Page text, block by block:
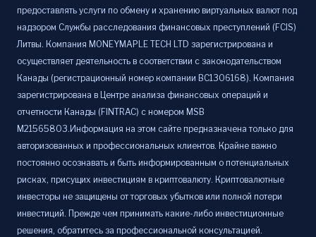
предоставлять услуги по обмену и хранению виртуальных валют под
надзором Службы расследования финансовых преступлений (FCIS)
Литвы. Компания MONEYMAPLE TECH LTD зарегистрирована и
осуществляет деятельность в соответствии с законодательством
Канады (регистрационный номер компании BC1306168). Компания
зарегистрирована в Центре анализа финансовых операций и
отчетности Канады (FINTRAC) с номером MSB
M21565803.Информация на этом сайте предназначена только для
авторизованных и профессиональных клиентов. Крайне важно
постоянно осознавать и быть информированным о потенциальных
рисках, присущих инвестициям в криптовалюту. Криптовалютные
инвесторы не защищены от торговых убытков или полной потери
инвестиций. Прежде чем принимать какие-либо инвестиционные
решения, обратитесь за профессиональной консультацией.